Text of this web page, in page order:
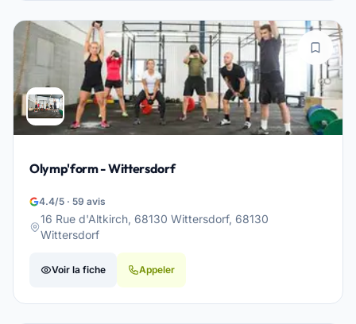
Olymp'form - Wittersdorf
4.4/5 · 59 avis
16 Rue d'Altkirch, 68130 Wittersdorf, 68130
Wittersdorf
Voir la fiche Appeler